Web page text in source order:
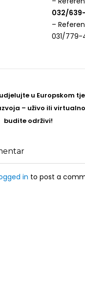
032/
–
031/779-
u Europskom
– uživo ili
budite održivi!
in to post a